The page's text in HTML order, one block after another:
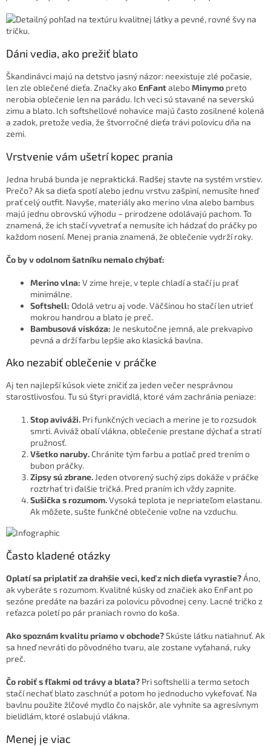
Dáni vedia, ako prežiť blato
Škandinávci majú na detstvo jasný názor: neexistuje zlé počasie,
len zle oblečené dieťa. Značky ako EnFantaleboMinymo preto
nerobia oblečenie len na parádu. Ich veci sú stavané na severskú
zimu a blato. Ich softshellové nohavice majú často zosilnené kolená
a zadok, pretože vedia, že štvorročné dieťa trávi polovicu dňa na
zemi.
Vrstvenie vám ušetrí kopec prania
Jedna hrubá bunda je nepraktická. Radšej stavte na systém vrstiev.
Prečo? Ak sa dieťa spotí alebo jednu vrstvu zašpiní, nemusíte hneď
prať celý outfit. Navyše, materiály ako merino vlna alebo bambus
majú jednu obrovskú výhodu – prirodzene odolávajú pachom. To
znamená, že ich stačí vyvetrať a nemusíte ich hádzať do práčky po
každom nosení. Menej prania znamená, že oblečenie vydrží roky.
Čo by v odolnom šatníku nemalo chýbať:
Merino vlna: V zime hreje, v teple chladí a stačí ju prať
minimálne.
Softshell: Odolá vetru aj vode. Väčšinou ho stačí len utrieť
mokrou handrou a blato je preč.
Bambusová viskóza: Je neskutočne jemná, ale prekvapivo
pevná a drží farbu lepšie ako klasická bavlna.
Ako nezabiť oblečenie v práčke
Aj ten najlepší kúsok viete zničiť za jeden večer nesprávnou
starostlivosťou. Tu sú štyri pravidlá, ktoré vám zachránia peniaze:
Stop aviváži. Pri funkčných veciach a merine je to rozsudok
smrti. Aviváž obalí vlákna, oblečenie prestane dýchať a stratí
pružnosť.
Všetko naruby. Chránite tým farbu a potlač pred trením o
bubon práčky.
Zipsy sú zbrane. Jeden otvorený suchý zips dokáže v práčke
roztrhať tri ďalšie tričká. Pred praním ich vždy zapnite.
Sušička s rozumom.Vysoká teplota je nepriateľom elastanu.
Ak môžete, sušte funkčné oblečenie voľne na vzduchu.
Často kladené otázky
Oplatí sa priplatiť za drahšie veci, keď z nich dieťa vyrastie?Áno,
ak vyberáte s rozumom. Kvalitné kúsky od značiek ako EnFant po
sezóne predáte na bazári za polovicu pôvodnej ceny. Lacné tričko z
reťazca poletí po pár praniach rovno do koša.
Ako spoznám kvalitu priamo v obchode?Skúste látku natiahnuť. Ak
sa hneď nevráti do pôvodného tvaru, ale zostane vyťahaná, ruky
preč.
Čo robiť s fľakmi od trávy a blata? Pri softshelli a termo setoch
stačí nechať blato zaschnúť a potom ho jednoducho vykefovať. Na
bavlnu použite žlčové mydlo čo najskôr, ale vyhnite sa agresívnym
bielidlám, ktoré oslabujú vlákna.
Menej je viac